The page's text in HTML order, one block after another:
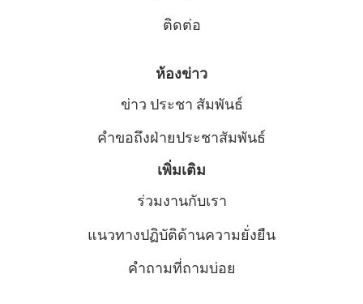
ติดต่อ
ห้องข่าว
ข่าว ประชา สัมพันธ์
คําขอถึงฝ่ายประชาสัมพันธ์
เพิ่มเติม
ร่วมงานกับเรา
แนวทางปฏิบัติด้านความยั่งยืน
คำถามที่ถามบ่อย